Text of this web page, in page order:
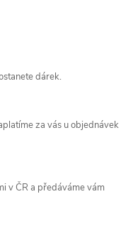
dárek.
za vás u objednávek
v ČR a předáváme vám